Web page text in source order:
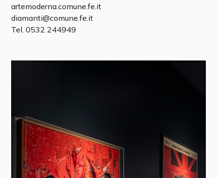
artemoderna.comune.fe.it
diamanti@comune.fe.it
Tel. 0532 244949